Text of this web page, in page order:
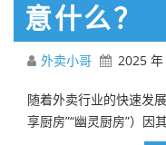
意什么？
外卖小哥 2025
随着外卖行业的快速发
享厨房”“幽灵厨房”）因